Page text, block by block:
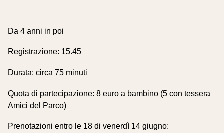
Da 4 anni in poi
Registrazione: 15.45
Durata: circa 75 minuti
Quota di partecipazione: 8 euro a bambino (5 con tessera
Amici del Parco)
Prenotazioni entro le 18 di venerdì 14 giugno: